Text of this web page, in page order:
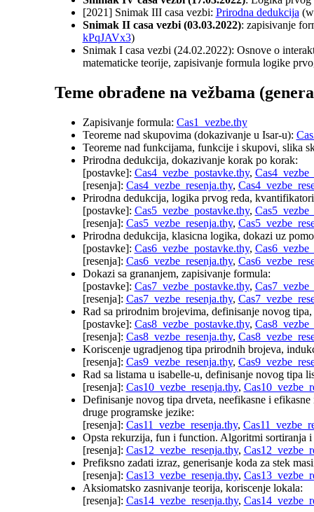
[2021] Snimak III casa vezbi: Prirodna dedukcija
Snimak II casa vezbi (03.03.2022): zapisivanje
kPqJAVx3)
Snimak I casa vezbi (24.02.2022): Osnove o
matematicke teorije, zapisivanje formula logike
Teme obrađene na vežbama
Zapisivanje formula: Cas1_vezbe.thy
Teoreme nad skupovima (dokazivanje u Isar-u):
Teoreme nad funkcijama, funkcije i skupovi, slika
Prirodna dedukcija, dokazivanje korak po korak:
[postavke]: Cas4_vezbe_postavke.thy,
[resenja]: Cas4_vezbe_resenja.thy,
Prirodna dedukcija, logika prvog reda,
[postavke]: Cas5_vezbe_postavke.thy,
[resenja]: Cas5_vezbe_resenja.thy,
Prirodna dedukcija, klasicna logika, dokazi uz
[postavke]: Cas6_vezbe_postavke.thy,
[resenja]: Cas6_vezbe_resenja.thy,
Dokazi sa grananjem, zapisivanje formula:
[postavke]: Cas7_vezbe_postavke.thy,
[resenja]: Cas7_vezbe_resenja.thy,
Rad sa prirodnim brojevima, definisanje novog
[postavke]: Cas8_vezbe_postavke.thy,
[resenja]: Cas8_vezbe_resenja.thy,
Koriscenje ugradjenog tipa prirodnih brojeva,
[resenja]: Cas9_vezbe_resenja.thy,
Rad sa listama u isabelle-u, definisanje novog tipa
[resenja]: Cas10_vezbe_resenja.thy,
Definisanje novog tipa drveta, neefikasne i
druge programske jezike:
[resenja]: Cas11_vezbe_resenja.thy,
Opsta rekurzija, fun i function. Algoritmi sortiranja
[resenja]: Cas12_vezbe_resenja.thy,
Prefiksno zadati izraz, generisanje koda za stek
[resenja]: Cas13_vezbe_resenja.thy,
Aksiomatsko zasnivanje teorija, koriscenje lokala:
[resenja]: Cas14_vezbe_resenja.thy,